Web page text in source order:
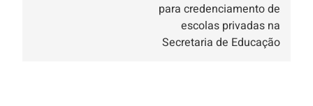
para credenciamento de
escolas privadas na
Secretaria de Educação